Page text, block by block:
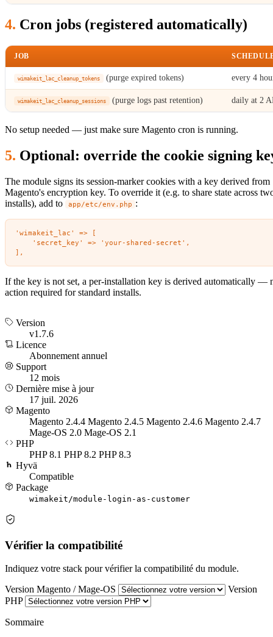
Cron jobs (registered automatically)
JOB
wimakeit_lac_cleanup_tokens (purge expired tokens) every 4
wimakeit_lac_cleanup_sessions (purge logs past retention) daily at 2
No setup needed — just make sure Magento cron is running.
Optional: override the cookie signing
The module signs its session-marker cookies with a key derived from
Magento's encryption key. To override it (e.g. to share state across
installs), add to
app/etc/env.php :
'wimakeit_lac' => [
    'secret_key' => 'your-shared-secret',
If the key is not set, a per-installation key is derived automatically —
action required for standard installs.
Version
v1.7.6
Licence
Abonnement annuel
Support
12 mois
Dernière mise à jour
17 juil. 2026
Magento
Magento 2.4.4 Magento 2.4.5 Magento 2.4.6 Magento 2.4.7
Mage-OS 2.0 Mage-OS 2.1
PHP
PHP 8.1 PHP 8.2 PHP 8.3
Hyvä
Compatible
Package
wimakeit/module-login-as-customer
Vérifier la compatibilité
Indiquez votre stack pour vérifier la compatibilité du module.
Version Magento / Mage-OS
Version
PHP
Sommaire